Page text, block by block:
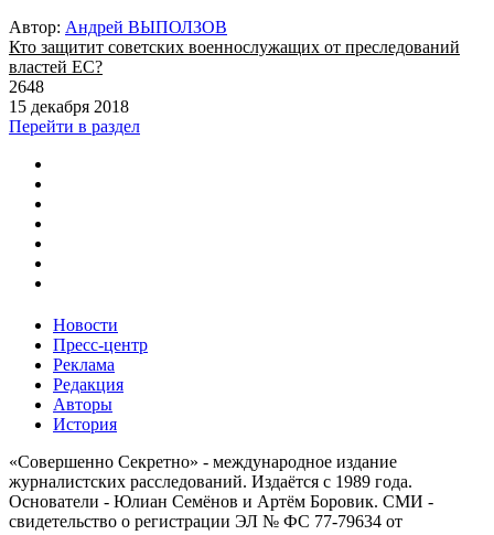
Автор: Андрей ВЫПОЛЗОВ
Кто защитит советских военнослужащих от преследований
властей ЕС?
2648
15 декабря 2018
Перейти в раздел
Новости
Пресс-центр
Реклама
Редакция
Авторы
История
«Совершенно Секретно» - международное издание
журналистских расследований. Издаётся с 1989 года.
Основатели - Юлиан Семёнов и Артём Боровик. CМИ -
свидетельство о регистрации ЭЛ № ФС 77-79634 от